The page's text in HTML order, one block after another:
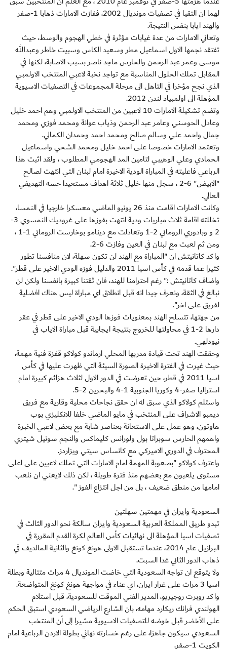
لهما ان التقيا في تصفيات مونديال 2002، ففازت الامارات ذهابا 1-صفر
والهند ايابا بنفس النتيجة.
وتعاني الامارات من عدة غيابات مؤثرة في خطي الهجوم والوسط، حيث
تفتقد نجمها الاول اسماعيل مطر وسعيد الكاس وسبيت خاطر وعبدالله
موسى وعمر عبد الرحمن والحارس ماجد ناصر بسبب الاصابة، لكنها في
المقابل تملك الحلول المناسبة مع تواجد نخبة لاعبي المنتخب الاولمبي
الذي نجح مؤخرا في التاهل الى مرحلة المجموعات في التصفيات الاسيوية
المؤهلة الى اولمبياد لندن 2012.
وتضم تشكيلة الامارات 10 لاعبين من المنتخب الاولمبي وهم احمد خليل
وعادل الحوسني وعامر عبد الرحمن وذياب عوانة ومحمد فوزي ومحمد
جمال واحمد علي وسالم صالح ومحمد احمد وحمدان الكمالي.
وتعتمد الامارات خصوصا على احمد خليل ومحمد الشحي واسماعيل
الحمادي وعلي الوهيبي لتامين المد الهجومي المطلوب ، ولقد اثبت هذا
الرباعي فاعليته في المباراة الودية الاخيرة امام لبنان التي انتهت لصالح
"الابيض" 6-2 ، سجل منها خليل ثلاثة اهداف مستعيدا حسه التهديفي
العالي.
وكانت الامارات اقامت منذ 26 يونيو الماضي معسكرا خارجيا في النمسا،
تخللته اقامة ثلاث مباريات ودية انتهت بفوزها على غروديك النمسوي 3-
2 و وبادوري الروماني 2-1 وتعادلت مع دينامو بوخارست الروماني 1-1 ،
ومن ثم لعبت مع لبنان في العين وفازت 6-2.
واكد كاتانيتش ان "المباراة مع الهند لن تكون سهلة، لان منافسنا تطور
كثيرا عما قدمه في كأس اسيا 2011 والدليل فوزه الودي الاخير على قطر".
واضاف كاتانيتش :" رغم احترامنا للهند، فان ثقتنا كبيرة بانفسنا ولكن لن
نبالغ في الثقة، ونعرف جيدا انه قبل انطلاق اي مباراة ليس هناك افضلية
لفريق على اخر".
من جهتها، تتسلح الهند بمعنويات فوزها الودي الاخير على قطر في عقر
دارها 2-1 في محاولتها للخروج بنتيجة ايجابية قبل مباراة الاياب في
نيودلهي.
وحققت الهند تحت قيادة مدربها المحلي ارماندو كولاكو قفزة فنية مهمة،
حيث غيرت في الفترة الاخيرة الصورة السيئة التي ظهرت عليها في كأس
اسيا 2011 في قطر، حين تعرضت في الدور الاول لثلاث هزائم كبيرة امام
استراليا صفر-4 وكوريا الجنوبية 1-4 والبحرين 2-5.
واستلم كولاكو الذي سبق له ان حقق نجاحات محلية وقارية مع فريق
ديمبو الاشراف على المنتخب في مايو الماضي خلفا للانكليزي بوب
هاوتون، وهو عمل على الاستعانة بعناصر شابة مع بعض لاعبي الخبرة
واهمهم الحارس سوبراتا بول ولورانس كليماكس والنجم سونيل شيتري
المحترف في الدوري الاميركي مع كانساس سيتي ويزاردز.
واعترف كولاكو "بصعوبة المهمة امام الامارات التي تملك لاعبين على اعلى
مستوى يلعبون مع بعضهم منذ فترة طويلة ، لكن ذلك لايعني ان نلعب
امامها من منطق ضعيف ، بل من اجل انتزاع الفوز ".
السعودية وايران في مهمتين سهلتين
تبدو طريق المملكة العربية السعودية وايران سالكة نحو الدور الثالث في
تصفيات اسيا المؤهلة الى نهائيات كأس العالم لكرة القدم المقررة في
البرازيل عام 2014، عندما تستقبل الاولى هونغ كونغ والثانية المالديف في
ذهاب الدور الثاني غدا السبت.
ولا يتوقع ان تواجه السعودية التي خاضت المونديال 4 مرات متتالية وبطلة
اسيا 3 مرات على غرار ايران، اي عناء في مواجهة هونغ كونغ المتواضعة.
واكد روبرت روجيريو، المدير الفني الموقت للسعودية، قبل استلام
الهولندي فرانك ريكارد مهامه، بان الشارع الرياضي السعودي استبق الحكم
على الأخضر قبل خوضه للتصفيات الاسيوية مشيرا إلى أن المنتخب
السعودي سيكون جاهزا، على رغم خسارته نهائي بطولة الاردن الرباعية امام
الكويت 1-صفر.